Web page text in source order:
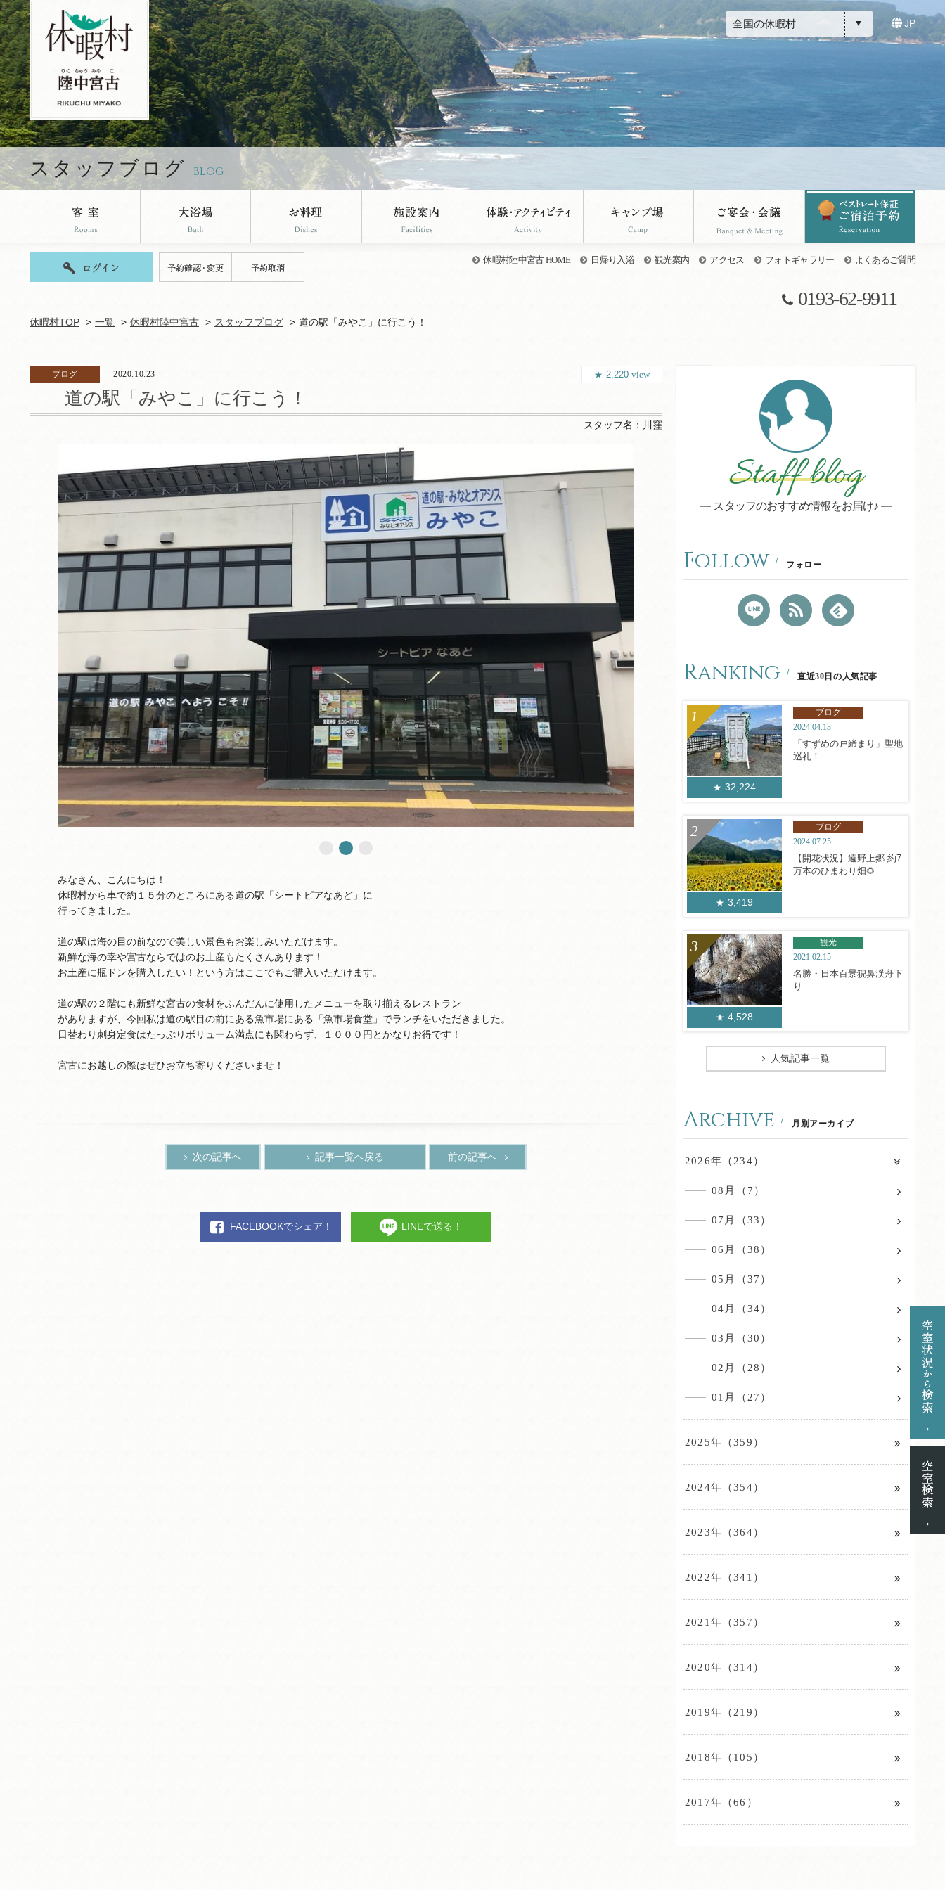
休暇村陸中宮古のブログページです。 全国の休暇村 JP
スタッフブログ BLOG
休暇村陸中宮古 HOME 日帰り入浴 観光案内 アクセス フォトギャラリー よくあるご質問
0193-62-9911
休暇村TOP 一覧 休暇村陸中宮古 スタッフブログ 道の駅「みやこ」に行こう！
ブログ 2020.10.23
道の駅「みやこ」に行こう！
2,220 view
スタッフ名： 川窪
みなさん、こんにちは！
休暇村から車で約１５分のところにある道の駅「シートピアなあど」に
行ってきました。
道の駅は海の目の前なので美しい景色もお楽しみいただけます。
新鮮な海の幸や宮古ならではのお土産もたくさんあります！
お土産に瓶ドンを購入したい！という方はここでもご購入いただけます。
道の駅の２階にも新鮮な宮古の食材をふんだんに使用したメニューを取り揃えるレストラン
がありますが、今回私は道の駅目の前にある魚市場にある「魚市場食堂」でランチをいただきました。
日替わり刺身定食はたっぷりボリューム満点にも関わらず、１０００円とかなりお得です！
宮古にお越しの際はぜひお立ち寄りくださいませ！
次の記事へ 記事一覧へ戻る 前の記事へ
FACEBOOKでシェア！ LINEで送る！
Staff blog
スタッフのおすすめ情報をお届け♪
Follow フォロー
Ranking 直近30日の人気記事
32,224
ブログ
2024.04.13
「すずめの戸締まり」聖地
巡礼！
3,419
ブログ
2024.07.25
【開花状況】遠野上郷 約7
万本のひまわり畑🌻
4,528
観光
2021.02.15
名勝・日本百景猊鼻渓舟下
り
人気記事一覧
Archive 月別アーカイブ
2026年（234）
08月（7）
07月（33）
06月（38）
05月（37）
04月（34）
03月（30）
02月（28）
01月（27）
2025年（359）
2024年（354）
2023年（364）
2022年（341）
2021年（357）
2020年（314）
2019年（219）
2018年（105）
2017年（66）